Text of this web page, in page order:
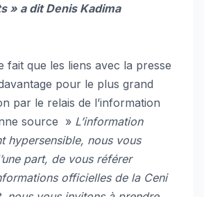
» a dit Denis Kadima
fait que les liens avec la presse
pour le plus grand
par le relais de l’information
source » L’information
hypersensible, nous vous
part, de vous référer
officielles de la Ceni